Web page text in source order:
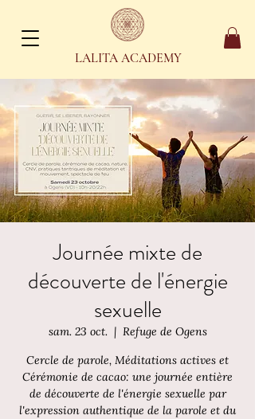
LALITA ACADEMY
Journée mixte de
découverte de l'énergie
sexuelle
sam. 23 oct.
  |
Refuge de Ogens
Cercle de parole, Méditations actives et
Cérémonie de cacao: une journée entière
de découverte de l'énergie sexuelle par
l'expression authentique de la parole et du